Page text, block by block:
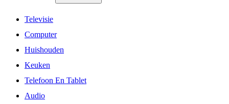
Televisie
Computer
Huishouden
Keuken
Telefoon En Tablet
Audio